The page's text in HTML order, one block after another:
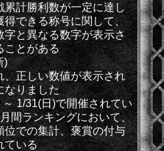
累計勝利数が一定に達し
得できる称号に関して、
字と異なる数字が表示さ
ことがある
)
、正しい数値が表示され
なりました
～ 1/31(日)で開催されてい
間ランキングにおいて、
位での集計、褒賞の付与
ている